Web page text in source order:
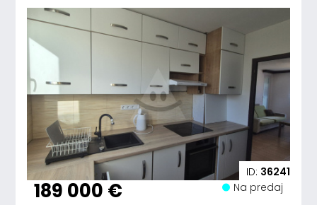
ID: 36241
189 000 € Na predaj